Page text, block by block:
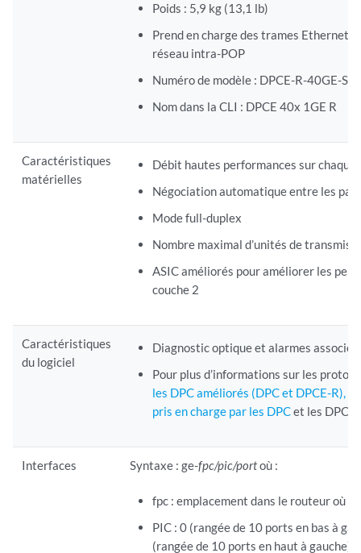
Poids : 5,9 kg (13,1 lb)
Prend en charge des trames Ethernet
réseau intra-POP
Numéro de modèle : DPCE-R-40GE-SFP
Nom dans la CLI : DPCE 40x 1GE R
Caractéristiques
matérielles
Débit hautes performances sur
Négociation automatique entre les
Mode full-duplex
Nombre maximal d’unités de
ASIC améliorés pour améliorer les
couche 2
Caractéristiques
du logiciel
Diagnostic optique et alarmes
Pour plus d’informations sur les
les DPC améliorés (DPC et DPCE-R),
pris en charge par les DPCet les DPC
Interfaces Syntaxe : ge-fpc/pic/portoù :
fpc : emplacement dans le routeur où
PIC : 0 (rangée de 10 ports en bas à
(rangée de 10 ports en haut à gauche)